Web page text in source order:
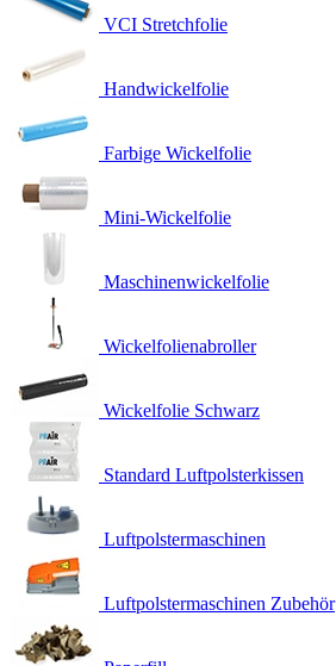
VCI Stretchfolie
Handwickelfolie
Farbige Wickelfolie
Mini-Wickelfolie
Maschinenwickelfolie
Wickelfolienabroller
Wickelfolie Schwarz
Standard Luftpolsterkissen
Luftpolstermaschinen
Luftpolstermaschinen Zubehör